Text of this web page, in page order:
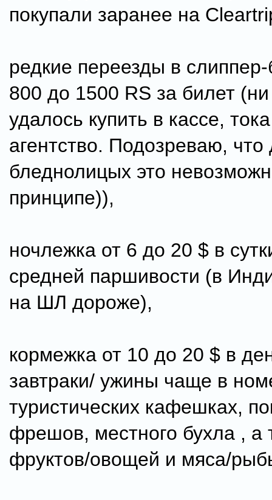
покупали заранее на
редкие переезды в слиппер-
800 до 1500 RS за билет
удалось купить в кассе,
агентство. Подозреваю, что
бледнолицых это
принципе)),
ночлежка от 6 до 20 $ в
средней паршивости (в
на ШЛ дороже),
кормежка от 10 до 20 $ в
завтраки/ ужины чаще в
туристических кафешках,
фрешов, местного бухла , а
фруктов/овощей и мяса/